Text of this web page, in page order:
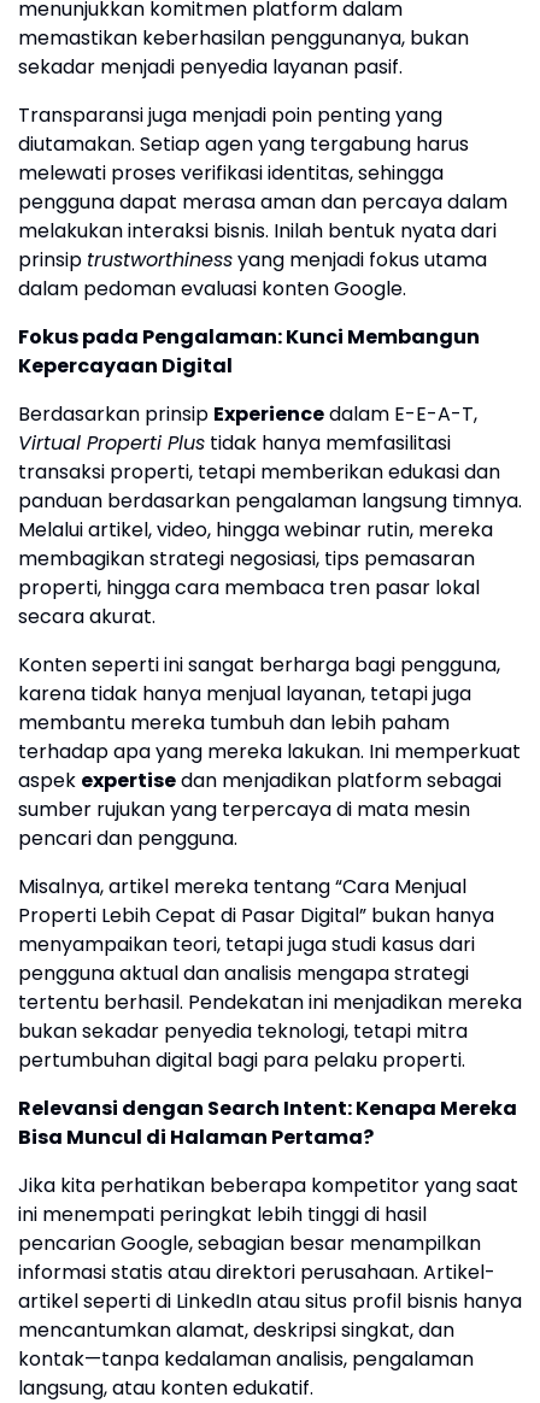
menunjukkan komitmen platform dalam
memastikan keberhasilan penggunanya, bukan
sekadar menjadi penyedia layanan pasif.
Transparansi juga menjadi poin penting yang
diutamakan. Setiap agen yang tergabung harus
melewati proses verifikasi identitas, sehingga
pengguna dapat merasa aman dan percaya dalam
melakukan interaksi bisnis. Inilah bentuk nyata dari
prinsip trustworthinessyang menjadi fokus utama
dalam pedoman evaluasi konten Google.
Fokus pada Pengalaman: Kunci Membangun
Kepercayaan Digital
Berdasarkan prinsip Experiencedalam E-E-A-T,
Virtual Properti Plus tidak hanya memfasilitasi
transaksi properti, tetapi memberikan edukasi dan
panduan berdasarkan pengalaman langsung timnya.
Melalui artikel, video, hingga webinar rutin, mereka
membagikan strategi negosiasi, tips pemasaran
properti, hingga cara membaca tren pasar lokal
secara akurat.
Konten seperti ini sangat berharga bagi pengguna,
karena tidak hanya menjual layanan, tetapi juga
membantu mereka tumbuh dan lebih paham
terhadap apa yang mereka lakukan. Ini memperkuat
aspek expertisedan menjadikan platform sebagai
sumber rujukan yang terpercaya di mata mesin
pencari dan pengguna.
Misalnya, artikel mereka tentang “Cara Menjual
Properti Lebih Cepat di Pasar Digital” bukan hanya
menyampaikan teori, tetapi juga studi kasus dari
pengguna aktual dan analisis mengapa strategi
tertentu berhasil. Pendekatan ini menjadikan mereka
bukan sekadar penyedia teknologi, tetapi mitra
pertumbuhan digital bagi para pelaku properti.
Relevansi dengan Search Intent: Kenapa Mereka
Bisa Muncul di Halaman Pertama?
Jika kita perhatikan beberapa kompetitor yang saat
ini menempati peringkat lebih tinggi di hasil
pencarian Google, sebagian besar menampilkan
informasi statis atau direktori perusahaan. Artikel-
artikel seperti di LinkedIn atau situs profil bisnis hanya
mencantumkan alamat, deskripsi singkat, dan
kontak—tanpa kedalaman analisis, pengalaman
langsung, atau konten edukatif.